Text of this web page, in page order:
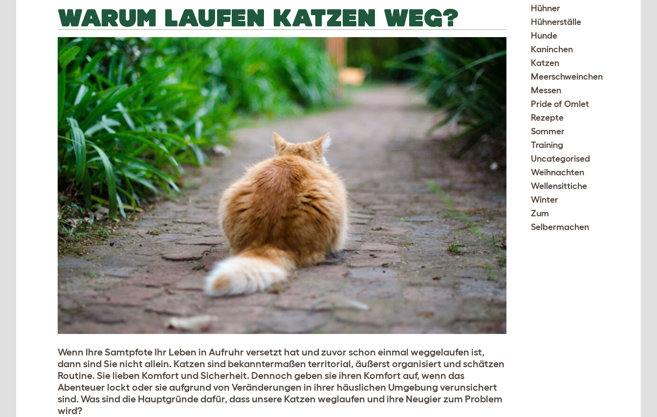
WARUM LAUFEN KATZEN WEG?
Wenn Ihre Samtpfote Ihr Leben in Aufruhr versetzt hat und zuvor schon einmal weggelaufen ist,
dann sind Sie nicht allein. Katzen sind bekanntermaßen territorial, äußerst organisiert und schätzen
Routine. Sie lieben Komfort und Sicherheit. Dennoch geben sie ihren Komfort auf, wenn das
Abenteuer lockt oder sie aufgrund von Veränderungen in ihrer häuslichen Umgebung verunsichert
sind. Was sind die Hauptgründe dafür, dass unsere Katzen weglaufen und ihre Neugier zum Problem
wird?
Hühner
Hühnerställe
Hunde
Kaninchen
Katzen
Meerschweinchen
Messen
Pride of Omlet
Rezepte
Sommer
Training
Uncategorised
Weihnachten
Wellensittiche
Winter
Zum
Selbermachen